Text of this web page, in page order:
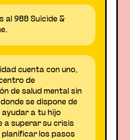
al 988 Suicide &
cuenta con uno,
de
de salud mental sin
se dispone de
a tu hijo
a superar su crisis
los pasos